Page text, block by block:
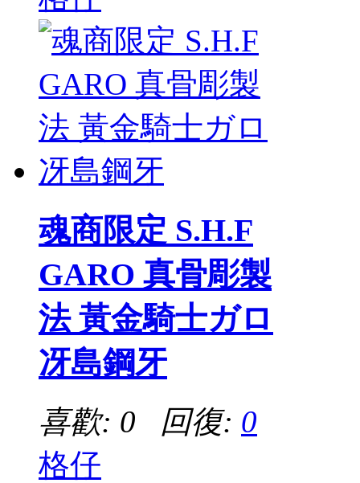
魂商限定 S.H.F
GARO 真骨彫製
法 黃金騎士ガロ
冴島鋼牙
喜歡: 0 回復: 0
格仔